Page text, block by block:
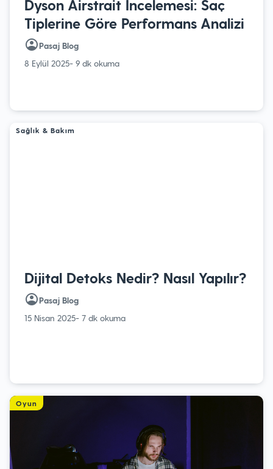
Dyson Airstrait İncelemesi: Saç
Tiplerine Göre Performans Analizi
Pasaj Blog
8 Eylül 2025- 9 dk okuma
Sağlık & Bakım
Dijital Detoks Nedir? Nasıl Yapılır?
Pasaj Blog
15 Nisan 2025- 7 dk okuma
Oyun